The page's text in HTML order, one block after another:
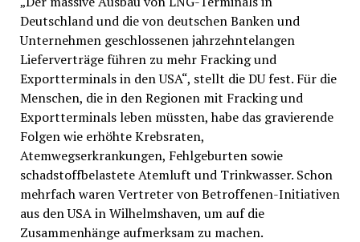
Deutschland und die von deutschen Banken und
Unternehmen geschlossenen jahrzehntelangen
Lieferverträge führen zu mehr Fracking und
Exportterminals in den USA“, stellt die DU fest. Für die
Menschen, die in den Regionen mit Fracking und
Exportterminals leben müssten, habe das gravierende
Folgen wie erhöhte Krebsraten,
Atemwegserkrankungen, Fehlgeburten sowie
schadstoffbelastete Atemluft und Trinkwasser. Schon
mehrfach waren Vertreter von Betroffenen-Initiativen
aus den USA in Wilhelmshaven, um auf die
Zusammenhänge aufmerksam zu machen.